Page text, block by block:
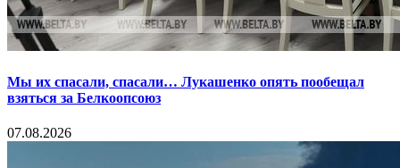
Мы их спасали, спасали… Лукашенко опять пообещал
взяться за Белкоопсоюз
07.08.2026